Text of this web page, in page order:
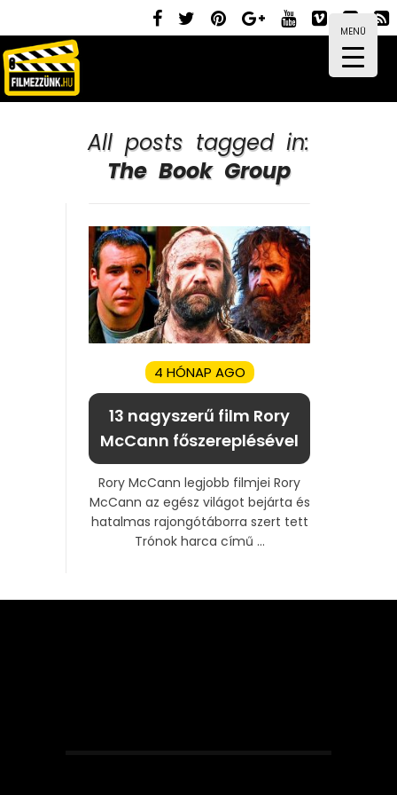
MENÜ
All posts tagged in:
The Book Group
4 HÓNAP AGO
13 nagyszerű film Rory
McCann főszereplésével
Rory McCann legjobb filmjei Rory
McCann az egész világot bejárta és
hatalmas rajongótáborra szert tett
Trónok harca című ...